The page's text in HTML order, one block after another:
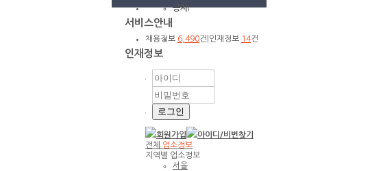
서비스안내
인재정보
공지l
채용정보 6,490건 인재정보 14건
회원가입 아이디/비번찾기
전체 업소정보
지역별 업소정보
서울